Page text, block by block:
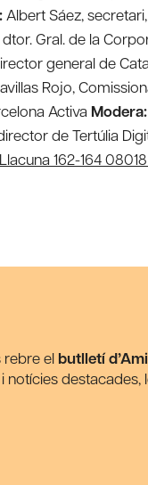
Albert Sáez,
Gral. de la
general de
Rojo,
Activa Modera:
de Tertúlia
162-164
rebre el butlletí
destacades,